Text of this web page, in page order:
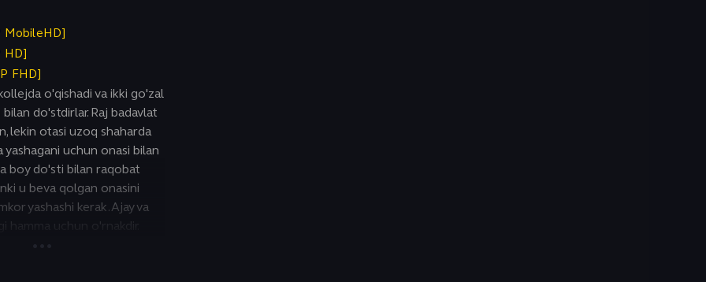
MobileHD]
HD]
FHD]
o'qishadi va ikki go'zal
bilan do'stdirlar. Raj badavlat
lekin otasi uzoq shaharda
yashagani uchun onasi bilan
boy do'sti bilan raqobat
u beva qolgan onasini
yashashi kerak. Ajay va
hamma uchun o'rnakdir.